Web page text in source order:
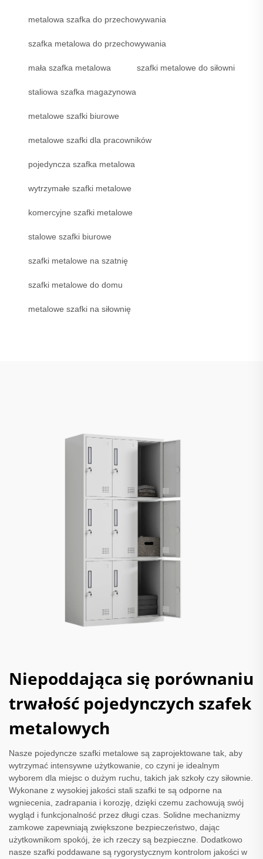
metalowa szafka do przechowywania
szafka metalowa do przechowywania
mała szafka metalowa szafki metalowe do siłowni
staliowa szafka magazynowa
metalowe szafki biurowe
metalowe szafki dla pracowników
pojedyncza szafka metalowa
wytrzymałe szafki metalowe
komercyjne szafki metalowe
stalowe szafki biurowe
szafki metalowe na szatnię
szafki metalowe do domu
metalowe szafki na siłownię
Niepoddająca się porównaniu
trwałość pojedynczych szafek
metalowych
Nasze pojedyncze szafki metalowe są zaprojektowane tak, aby
wytrzymać intensywne użytkowanie, co czyni je idealnym
wyborem dla miejsc o dużym ruchu, takich jak szkoły czy siłownie.
Wykonane z wysokiej jakości stali szafki te są odporne na
wgniecenia, zadrapania i korozję, dzięki czemu zachowują swój
wygląd i funkcjonalność przez długi czas. Solidne mechanizmy
zamkowe zapewniają zwiększone bezpieczeństwo, dając
użytkownikom spokój, że ich rzeczy są bezpieczne. Dodatkowo
nasze szafki poddawane są rygorystycznym kontrolom jakości w